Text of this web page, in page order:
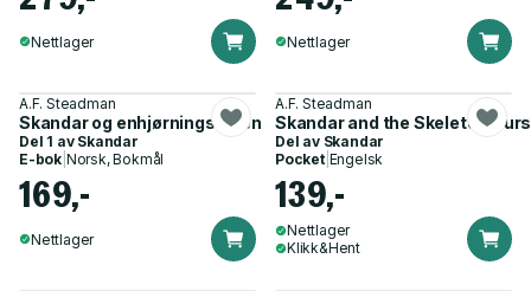
Nettlager Nettlager
A.F. Steadman
Skandar og enhjørningstyven
Del 1 av Skandar
E-bok Norsk, Bokmål
169,-
Nettlager
A.F. Steadman
Skandar and the Skeleton
Del av Skandar
Pocket| Engelsk
139,-
Nettlager
Klikk&Hent